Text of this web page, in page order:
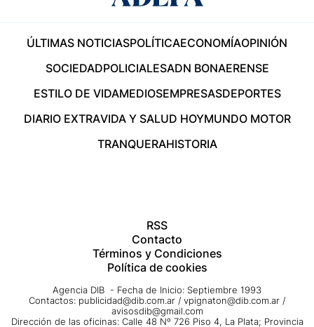
ÚLTIMAS NOTICIASPOLÍTICAECONOMÍAOPINIÓN
SOCIEDADPOLICIALESADN BONAERENSE
ESTILO DE VIDAMEDIOSEMPRESASDEPORTES
DIARIO EXTRAVIDA Y SALUD HOYMUNDO MOTOR
TRANQUERAHISTORIA
RSS
Contacto
Términos y Condiciones
Política de cookies
Agencia DIB - Fecha de Inicio: Septiembre 1993
Contactos: publicidad@dib.com.ar / vpignaton@dib.com.ar /
avisosdib@gmail.com
Dirección de las oficinas: Calle 48 Nº 726 Piso 4, La Plata; Provincia